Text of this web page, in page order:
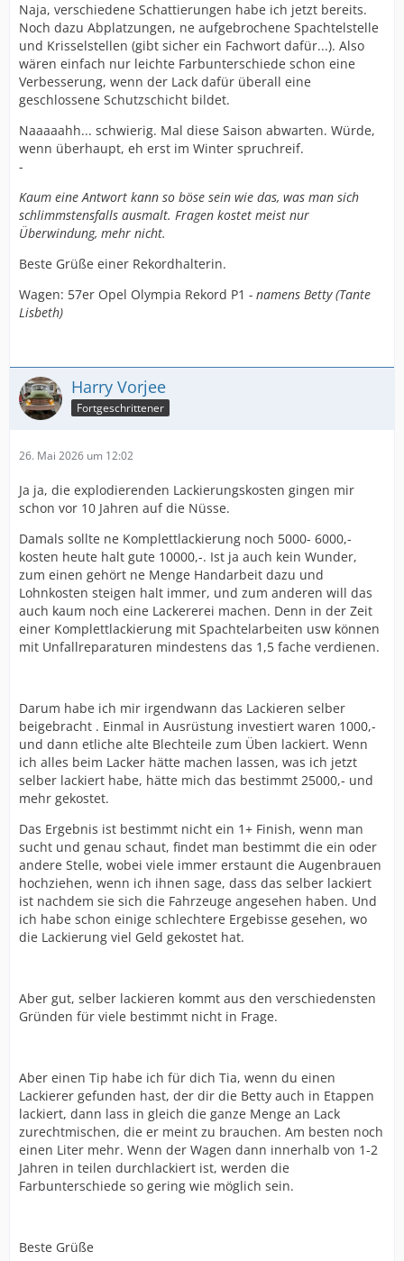
Naja, verschiedene Schattierungen habe ich jetzt bereits.
Noch dazu Abplatzungen, ne aufgebrochene Spachtelstelle
und Krisselstellen (gibt sicher ein Fachwort dafür...). Also
wären einfach nur leichte Farbunterschiede schon eine
Verbesserung, wenn der Lack dafür überall eine
geschlossene Schutzschicht bildet.
Naaaaahh... schwierig. Mal diese Saison abwarten. Würde,
wenn überhaupt, eh erst im Winter spruchreif.
-
Kaum eine Antwort kann so böse sein wie das, was man sich
schlimmstensfalls ausmalt. Fragen kostet meist nur
Überwindung, mehr nicht.
Beste Grüße einer Rekordhalterin.
Wagen: 57er Opel Olympia Rekord P1 - namens Betty (Tante
Lisbeth)
Harry Vorjee
Fortgeschrittener
26. Mai 2026 um 12:02
Ja ja, die explodierenden Lackierungskosten gingen mir
schon vor 10 Jahren auf die Nüsse.
Damals sollte ne Komplettlackierung noch 5000- 6000,-
kosten heute halt gute 10000,-. Ist ja auch kein Wunder,
zum einen gehört ne Menge Handarbeit dazu und
Lohnkosten steigen halt immer, und zum anderen will das
auch kaum noch eine Lackererei machen. Denn in der Zeit
einer Komplettlackierung mit Spachtelarbeiten usw können
mit Unfallreparaturen mindestens das 1,5 fache verdienen.
Darum habe ich mir irgendwann das Lackieren selber
beigebracht . Einmal in Ausrüstung investiert waren 1000,-
und dann etliche alte Blechteile zum Üben lackiert. Wenn
ich alles beim Lacker hätte machen lassen, was ich jetzt
selber lackiert habe, hätte mich das bestimmt 25000,- und
mehr gekostet.
Das Ergebnis ist bestimmt nicht ein 1+ Finish, wenn man
sucht und genau schaut, findet man bestimmt die ein oder
andere Stelle, wobei viele immer erstaunt die Augenbrauen
hochziehen, wenn ich ihnen sage, dass das selber lackiert
ist nachdem sie sich die Fahrzeuge angesehen haben. Und
ich habe schon einige schlechtere Ergebisse gesehen, wo
die Lackierung viel Geld gekostet hat.
Aber gut, selber lackieren kommt aus den verschiedensten
Gründen für viele bestimmt nicht in Frage.
Aber einen Tip habe ich für dich Tia, wenn du einen
Lackierer gefunden hast, der dir die Betty auch in Etappen
lackiert, dann lass in gleich die ganze Menge an Lack
zurechtmischen, die er meint zu brauchen. Am besten noch
einen Liter mehr. Wenn der Wagen dann innerhalb von 1-2
Jahren in teilen durchlackiert ist, werden die
Farbunterschiede so gering wie möglich sein.
Beste Grüße